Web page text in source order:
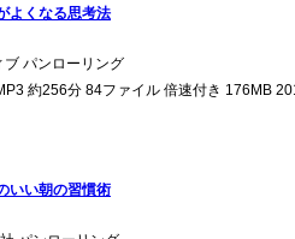
よくなる思考法
パンローリング
約256分 84ファイル 倍速付き 176MB
いい朝の習慣術